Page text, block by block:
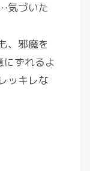
気づいた
、邪魔を
にずれるよ
ッキレな